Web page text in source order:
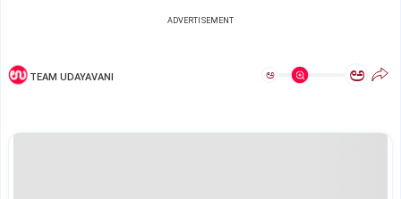
ADVERTISEMENT
TEAM UDAYAVANI ಅ ಅ